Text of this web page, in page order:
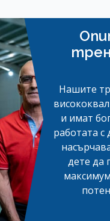
Нашите
и имат
работата
дете да